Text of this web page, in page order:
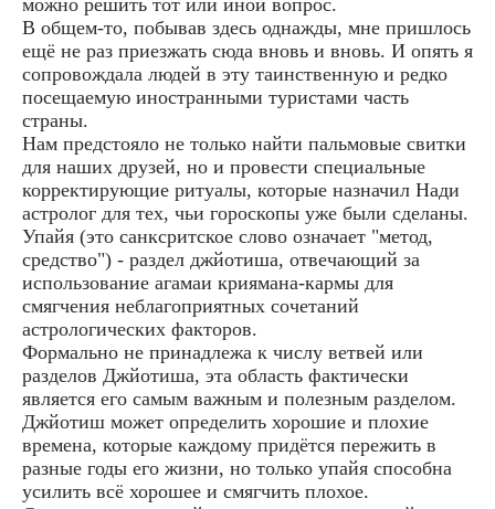
В общем-то, побывав здесь однажды, мне пришлось
ещё не раз приезжать сюда вновь и вновь. И опять я
сопровождала людей в эту таинственную и редко
посещаемую иностранными туристами часть
страны.
Нам предстояло не только найти пальмовые свитки
для наших друзей, но и провести специальные
корректирующие ритуалы, которые назначил Нади
астролог для тех, чьи гороскопы уже были сделаны.
Упайя (это санксритское слово означает "метод,
средство") - раздел джйотиша, отвечающий за
использование агамаи криямана-кармы для
смягчения неблагоприятных сочетаний
астрологических факторов.
Формально не принадлежа к числу ветвей или
разделов Джйотиша, эта область фактически
является его самым важным и полезным разделом.
Джйотиш может определить хорошие и плохие
времена, которые каждому придётся пережить в
разные годы его жизни, но только упайя способна
усилить всё хорошее и смягчить плохое.